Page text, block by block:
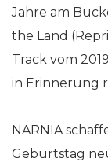
Jahre am
the Land
Track vom
in Erinnerung
NARNIA
Geburtstag